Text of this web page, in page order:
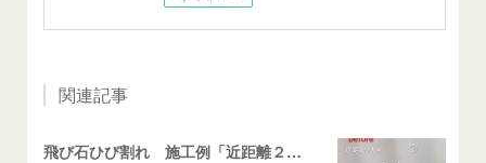
関連記事
飛び石ひび割れ 施工例「近距離２箇所・パーシャル系+ストレート系」CX-8